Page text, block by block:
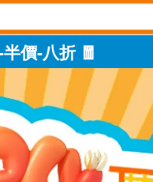
價-八折 🧧